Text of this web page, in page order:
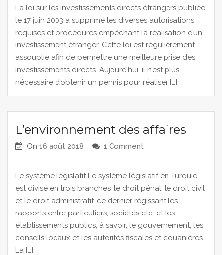
La loi sur les investissements directs étrangers publiée
le 17 juin 2003 a supprimé les diverses autorisations
requises et procédures empêchant la réalisation d’un
investissement étranger. Cette loi est réguliérement
assouplie afin de permettre une meilleure prise des
investissements directs. Aujourd’hui, il n’est plus
nécessaire d’obtenir un permis pour réaliser […]
L’environnement des affaires
On 16 août 2018 1 Comment
Le système législatif Le système législatif en Turquie
est divisé en trois branches: le droit pénal, le droit civil
et le droit administratif, ce dernier régissant les
rapports entre particuliers, sociétés etc. et les
établissements publics, à savoir, le gouvernement, les
conseils locaux et les autorités fiscales et douanières.
La […]